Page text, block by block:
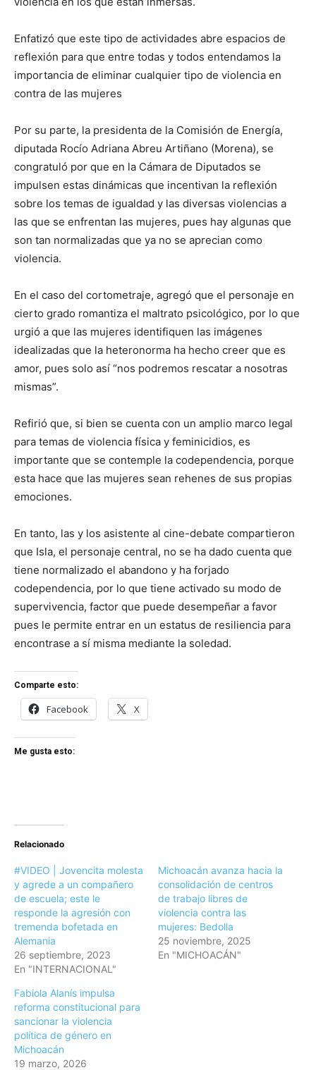
Enfatizó que este tipo de actividades abre espacios de
reflexión para que entre todas y todos entendamos la
importancia de eliminar cualquier tipo de violencia en
contra de las mujeres
Por su parte, la presidenta de la Comisión de Energía,
diputada Rocío Adriana Abreu Artiñano (Morena), se
congratuló por que en la Cámara de Diputados se
impulsen estas dinámicas que incentivan la reflexión
sobre los temas de igualdad y las diversas violencias a
las que se enfrentan las mujeres, pues hay algunas que
son tan normalizadas que ya no se aprecian como
violencia.
En el caso del cortometraje, agregó que el personaje en
cierto grado romantiza el maltrato psicológico, por lo que
urgió a que las mujeres identifiquen las imágenes
idealizadas que la heteronorma ha hecho creer que es
amor, pues solo así “nos podremos rescatar a nosotras
mismas”.
Refirió que, si bien se cuenta con un amplio marco legal
para temas de violencia física y feminicidios, es
importante que se contemple la codependencia, porque
esta hace que las mujeres sean rehenes de sus propias
emociones.
En tanto, las y los asistente al cine-debate compartieron
que Isla, el personaje central, no se ha dado cuenta que
tiene normalizado el abandono y ha forjado
codependencia, por lo que tiene activado su modo de
supervivencia, factor que puede desempeñar a favor
pues le permite entrar en un estatus de resiliencia para
encontrase a sí misma mediante la soledad.
Comparte esto:
Facebook X
Me gusta esto:
Relacionado
#VIDEO | Jovencita molesta
y agrede a un compañero
de escuela; este le
responde la agresión con
tremenda bofetada en
Alemania
26 septiembre, 2023
En "INTERNACIONAL"
Michoacán avanza hacia la
consolidación de centros
de trabajo libres de
violencia contra las
mujeres: Bedolla
25 noviembre, 2025
En "MICHOACÁN"
Fabiola Alanís impulsa
reforma constitucional para
sancionar la violencia
política de género en
Michoacán
19 marzo, 2026